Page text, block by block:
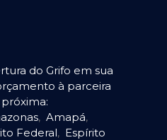
do Grifo em sua
à parceira
, Amapá,
Federal, Espírito